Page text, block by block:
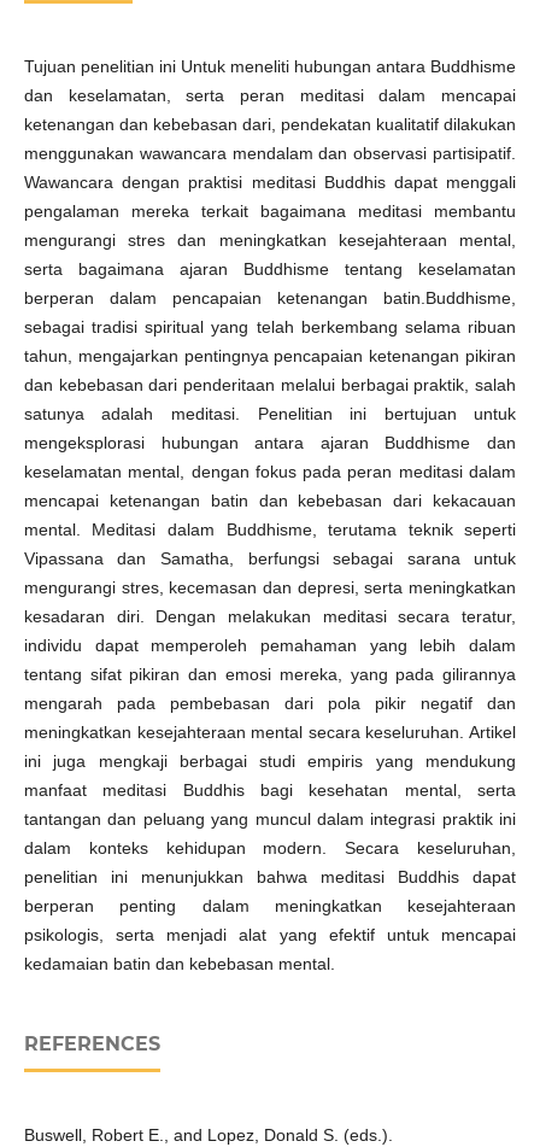
Tujuan penelitian ini Untuk meneliti hubungan antara Buddhisme
dan keselamatan, serta peran meditasi dalam mencapai
ketenangan dan kebebasan dari, pendekatan kualitatif dilakukan
menggunakan wawancara mendalam dan observasi partisipatif.
Wawancara dengan praktisi meditasi Buddhis dapat menggali
pengalaman mereka terkait bagaimana meditasi membantu
mengurangi stres dan meningkatkan kesejahteraan mental,
serta bagaimana ajaran Buddhisme tentang keselamatan
berperan dalam pencapaian ketenangan batin.Buddhisme,
sebagai tradisi spiritual yang telah berkembang selama ribuan
tahun, mengajarkan pentingnya pencapaian ketenangan pikiran
dan kebebasan dari penderitaan melalui berbagai praktik, salah
satunya adalah meditasi. Penelitian ini bertujuan untuk
mengeksplorasi hubungan antara ajaran Buddhisme dan
keselamatan mental, dengan fokus pada peran meditasi dalam
mencapai ketenangan batin dan kebebasan dari kekacauan
mental. Meditasi dalam Buddhisme, terutama teknik seperti
Vipassana dan Samatha, berfungsi sebagai sarana untuk
mengurangi stres, kecemasan dan depresi, serta meningkatkan
kesadaran diri. Dengan melakukan meditasi secara teratur,
individu dapat memperoleh pemahaman yang lebih dalam
tentang sifat pikiran dan emosi mereka, yang pada gilirannya
mengarah pada pembebasan dari pola pikir negatif dan
meningkatkan kesejahteraan mental secara keseluruhan. Artikel
ini juga mengkaji berbagai studi empiris yang mendukung
manfaat meditasi Buddhis bagi kesehatan mental, serta
tantangan dan peluang yang muncul dalam integrasi praktik ini
dalam konteks kehidupan modern. Secara keseluruhan,
penelitian ini menunjukkan bahwa meditasi Buddhis dapat
berperan penting dalam meningkatkan kesejahteraan
psikologis, serta menjadi alat yang efektif untuk mencapai
kedamaian batin dan kebebasan mental.
REFERENCES
Buswell, Robert E., and Lopez, Donald S. (eds.).